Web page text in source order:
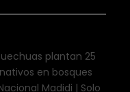
plantan 25
en bosques
Madidi | Solo